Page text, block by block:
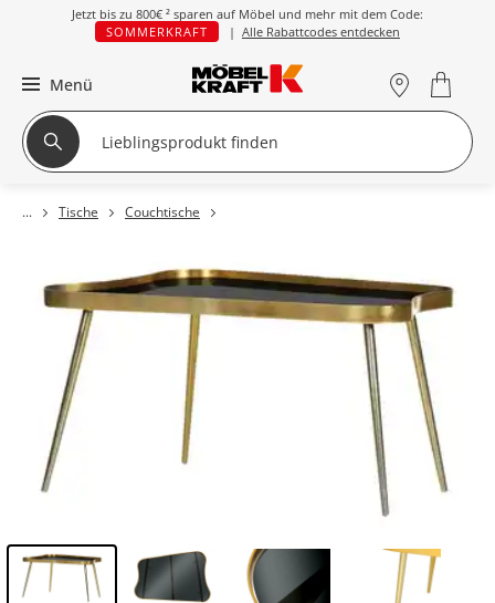
Jetzt bis zu 800€ ² sparen auf Möbel und mehr mit dem Code:
SOMMERKRAFT
| Alle Rabattcodes entdecken
Menü
Tische Couchtische